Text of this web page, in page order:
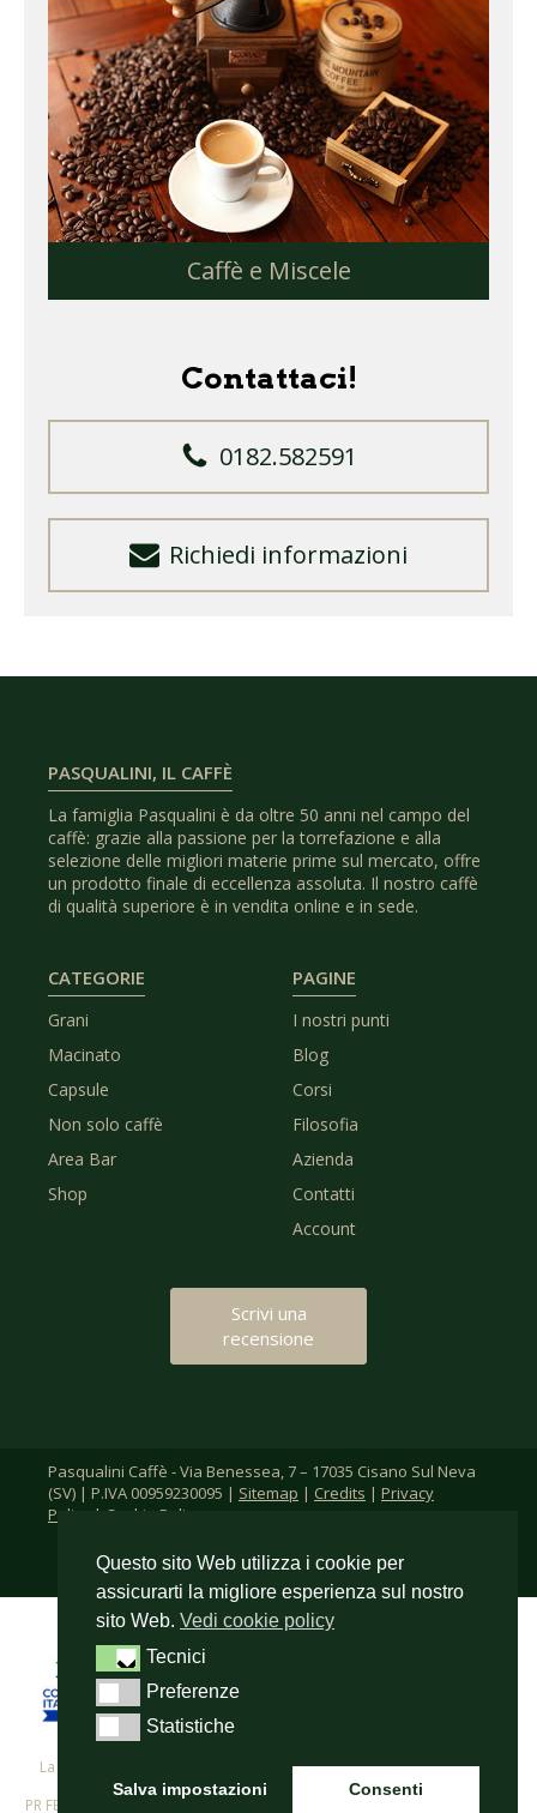
Caffè e Miscele
Contattaci!
0182.582591
Richiedi informazioni
PASQUALINI, IL CAFFÈ
La famiglia Pasqualini è da oltre 50 anni nel campo del
caffè: grazie alla passione per la torrefazione e alla
selezione delle migliori materie prime sul mercato, offre
un prodotto finale di eccellenza assoluta. Il nostro caffè
di qualità superiore è in vendita online e in sede.
CATEGORIE
Grani
Macinato
Capsule
Non solo caffè
Area Bar
Shop
PAGINE
I nostri punti
Blog
Corsi
Filosofia
Azienda
Contatti
Account
Scrivi una
recensione
Pasqualini Caffè - Via Benessea, 7 – 17035 Cisano Sul Neva
(SV) | P.IVA 00959230095 | Sitemap | Credits | Privacy
Policy
| Cookie Policy
La F.lli Pasqualini s.r.l. per i propri investimenti in digitalizzazione ha
beneficiato del cofinanziamento del
PR FESR 2021-2027 - Azione 1.2.3. – Supporto allo sviluppo di progetti di
Questo sito Web utilizza i cookie per
assicurarti la migliore esperienza sul nostro
sito Web. Vedi cookie policy
TecniciTecnici
PreferenzePreferenze
StatisticheStatistiche
Salva impostazioni Consenti